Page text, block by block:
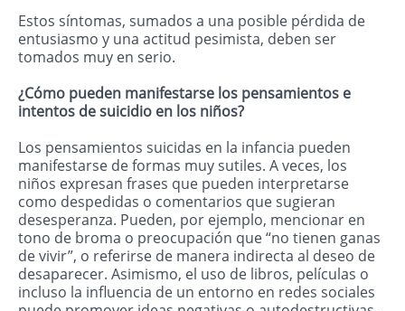
Estos síntomas, sumados a una posible pérdida de
entusiasmo y una actitud pesimista, deben ser
tomados muy en serio.
¿Cómo pueden manifestarse los pensamientos e
intentos de suicidio en los niños?
Los pensamientos suicidas en la infancia pueden
manifestarse de formas muy sutiles. A veces, los
niños expresan frases que pueden interpretarse
como despedidas o comentarios que sugieran
desesperanza. Pueden, por ejemplo, mencionar en
tono de broma o preocupación que “no tienen ganas
de vivir”, o referirse de manera indirecta al deseo de
desaparecer. Asimismo, el uso de libros, películas o
incluso la influencia de un entorno en redes sociales